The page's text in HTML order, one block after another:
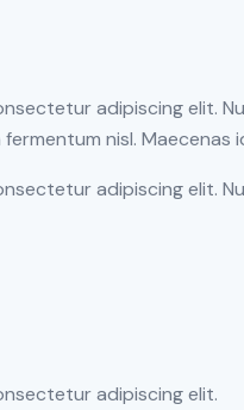
adipiscing elit.
nisl.
adipiscing elit.
adipiscing elit.